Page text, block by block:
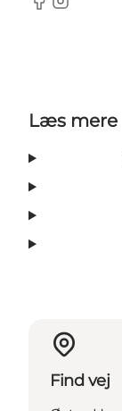
Facebook
Instagram
Læs mere
Find vej